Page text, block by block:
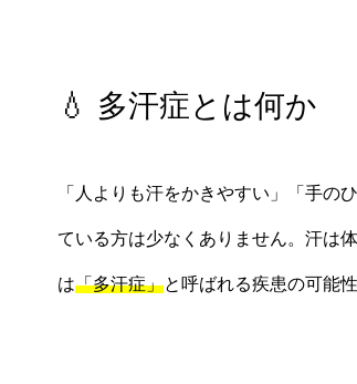
💧 多汗症とは何か
「人よりも汗をかきやすい」「手
ている方は少なくありません。汗は
は「多汗症」と呼ばれる疾患の可能